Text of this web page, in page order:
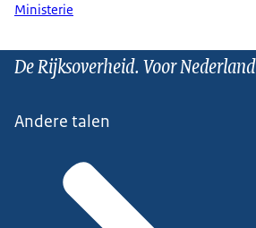
Ministerie
De Rijksoverheid. Voor Nederland
Andere talen